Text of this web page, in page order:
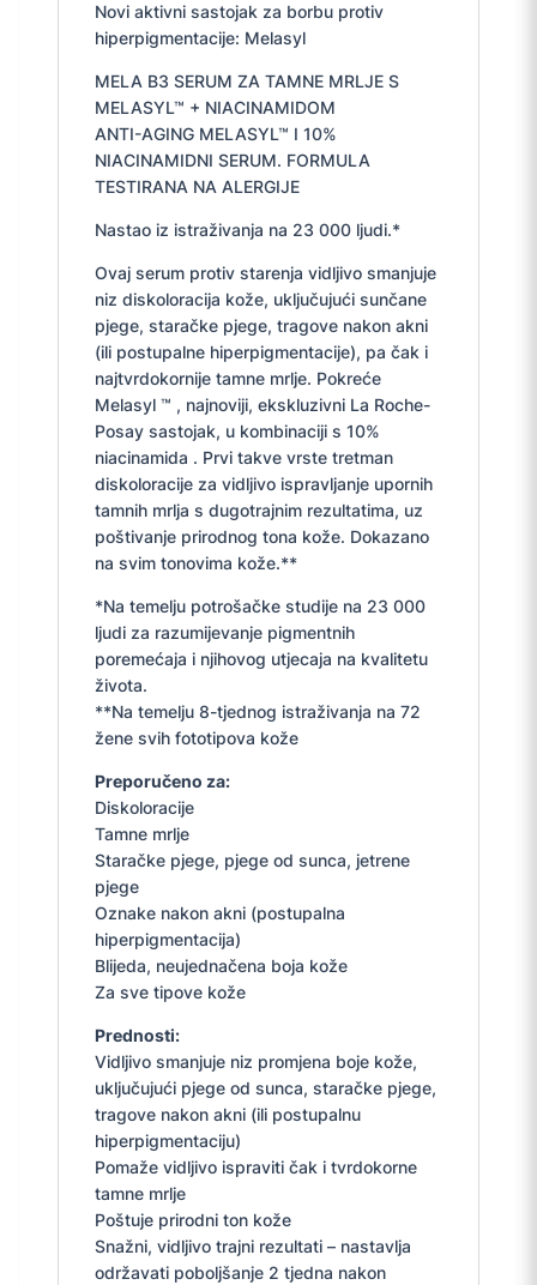
Novi aktivni sastojak za borbu protiv
hiperpigmentacije: Melasyl
MELA B3 SERUM ZA TAMNE MRLJE S
MELASYL™ + NIACINAMIDOM
ANTI-AGING MELASYL™ I 10%
NIACINAMIDNI SERUM. FORMULA
TESTIRANA NA ALERGIJE
Nastao iz istraživanja na 23 000 ljudi.*
Ovaj serum protiv starenja vidljivo smanjuje
niz diskoloracija kože, uključujući sunčane
pjege, staračke pjege, tragove nakon akni
(ili postupalne hiperpigmentacije), pa čak i
najtvrdokornije tamne mrlje. Pokreće
Melasyl ™ , najnoviji, ekskluzivni La Roche-
Posay sastojak, u kombinaciji s 10%
niacinamida . Prvi takve vrste tretman
diskoloracije za vidljivo ispravljanje upornih
tamnih mrlja s dugotrajnim rezultatima, uz
poštivanje prirodnog tona kože. Dokazano
na svim tonovima kože.**
*Na temelju potrošačke studije na 23 000
ljudi za razumijevanje pigmentnih
poremećaja i njihovog utjecaja na kvalitetu
života.
**Na temelju 8-tjednog istraživanja na 72
žene svih fototipova kože
Preporučeno za:
Diskoloracije
Tamne mrlje
Staračke pjege, pjege od sunca, jetrene
pjege
Oznake nakon akni (postupalna
hiperpigmentacija)
Blijeda, neujednačena boja kože
Za sve tipove kože
Prednosti:
Vidljivo smanjuje niz promjena boje kože,
uključujući pjege od sunca, staračke pjege,
tragove nakon akni (ili postupalnu
hiperpigmentaciju)
Pomaže vidljivo ispraviti čak i tvrdokorne
tamne mrlje
Poštuje prirodni ton kože
Snažni, vidljivo trajni rezultati – nastavlja
održavati poboljšanje 2 tjedna nakon